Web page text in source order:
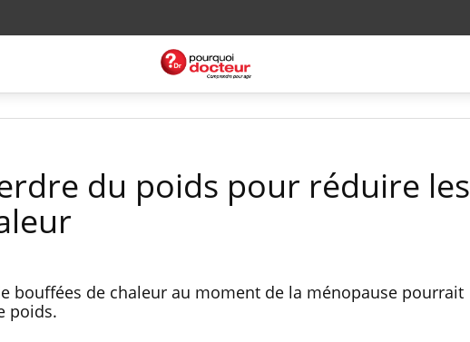
du poids pour réduire les
bouffées de chaleur au moment de la ménopause pourrait
poids.